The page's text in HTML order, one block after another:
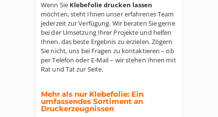
Wenn Sie Klebefolie drucken lassen
möchten, steht Ihnen unser erfahrenes Team
jederzeit zur Verfügung. Wir beraten Sie gerne
bei der Umsetzung Ihrer Projekte und helfen
Ihnen, das beste Ergebnis zu erzielen. Zögern
Sie nicht, uns bei Fragen zu kontaktieren – ob
per Telefon oder E-Mail – wir stehen Ihnen mit
Rat und Tat zur Seite.
Mehr als nur Klebefolie: Ein
umfassendes Sortiment an
Druckerzeugnissen